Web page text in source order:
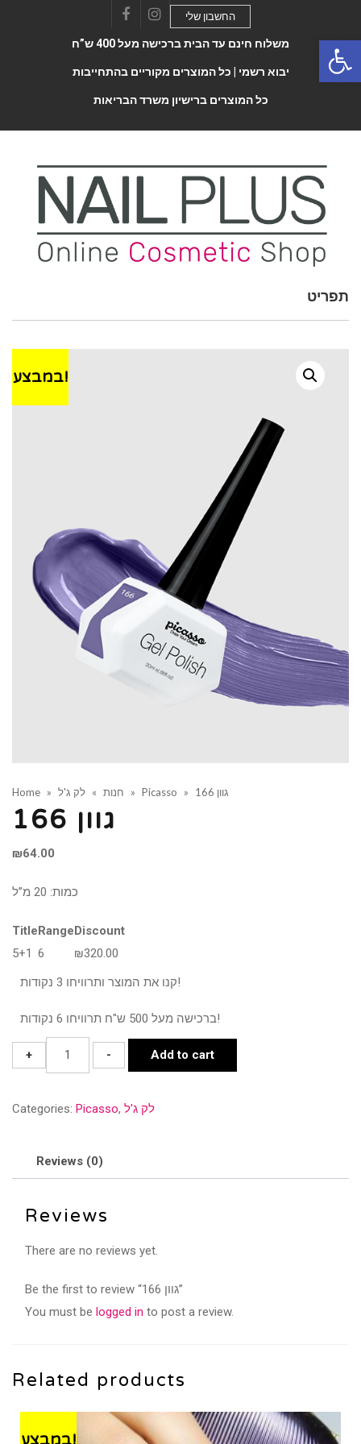
FacebookInstagram
החשבון שלי
משלוח חינם עד הבית ברכישה מעל 400 ש”ח
יבוא רשמי | כל המוצרים מקוריים בהתחייבות
כל המוצרים ברישיון משרד הבריאות
Toggle
תפריט
במבצע!
Home » חנות » לק ג'ל » Picasso » גוון 166
גוון 166
₪64.00
כמות: 20 מ”ל
TitleRangeDiscount
5+1 6 ₪320.00
קנו את המוצר ותרוויחו 3 נקודות!
ברכישה מעל 500 ש"ח תרוויחו 6 נקודות!
+
166
- Add to cart
Categories: Picasso, לק ג'ל
Reviews (0)
Reviews
There are no reviews yet.
Be the first to review “גוון 166”
You must be logged in to post a review.
Related products
במבצע!